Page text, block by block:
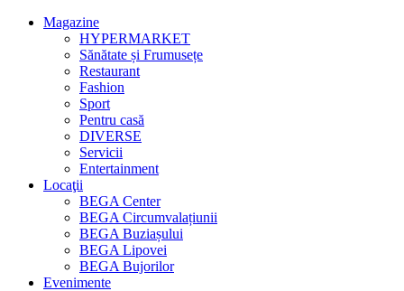
Magazine
HYPERMARKET
Sănătate și Frumusețe
Restaurant
Fashion
Sport
Pentru casă
DIVERSE
Servicii
Entertainment
Locaţii
BEGA Center
BEGA Circumvalațiunii
BEGA Buziașului
BEGA Lipovei
BEGA Bujorilor
Evenimente